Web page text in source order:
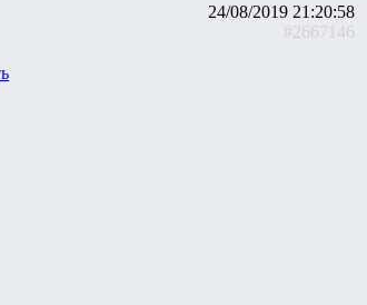
24/08/2019 21:20:58
#2667146